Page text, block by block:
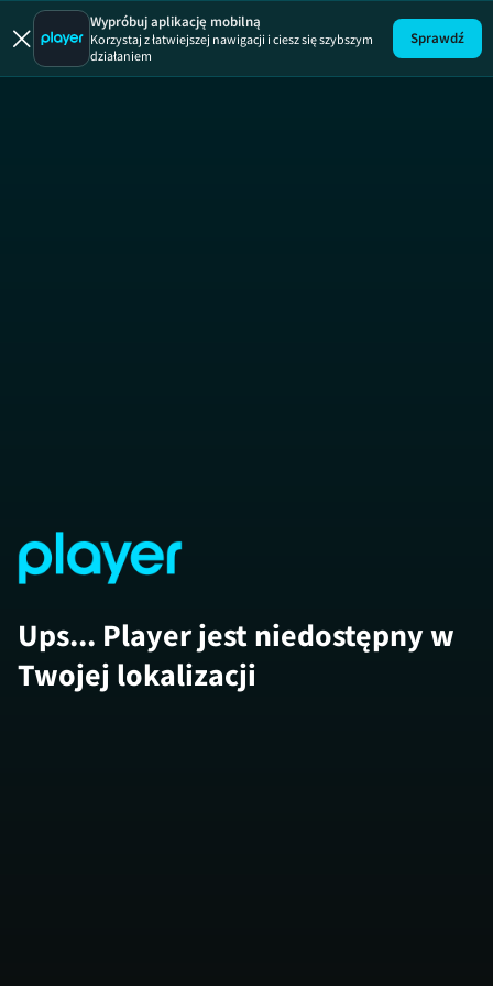
Wypróbuj aplikację mobilną
Korzystaj z łatwiejszej nawigacji i ciesz się szybszym
działaniem
Sprawdź
Ups... Player jest niedostępny w
Twojej lokalizacji